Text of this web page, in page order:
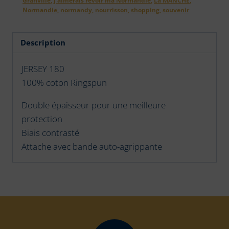
Normandie normandy nourrisson shopping souvenir
Description
JERSEY 180
100% coton Ringspun
Double épaisseur pour une meilleure
protection
Biais contrasté
Attache avec bande auto-agrippante